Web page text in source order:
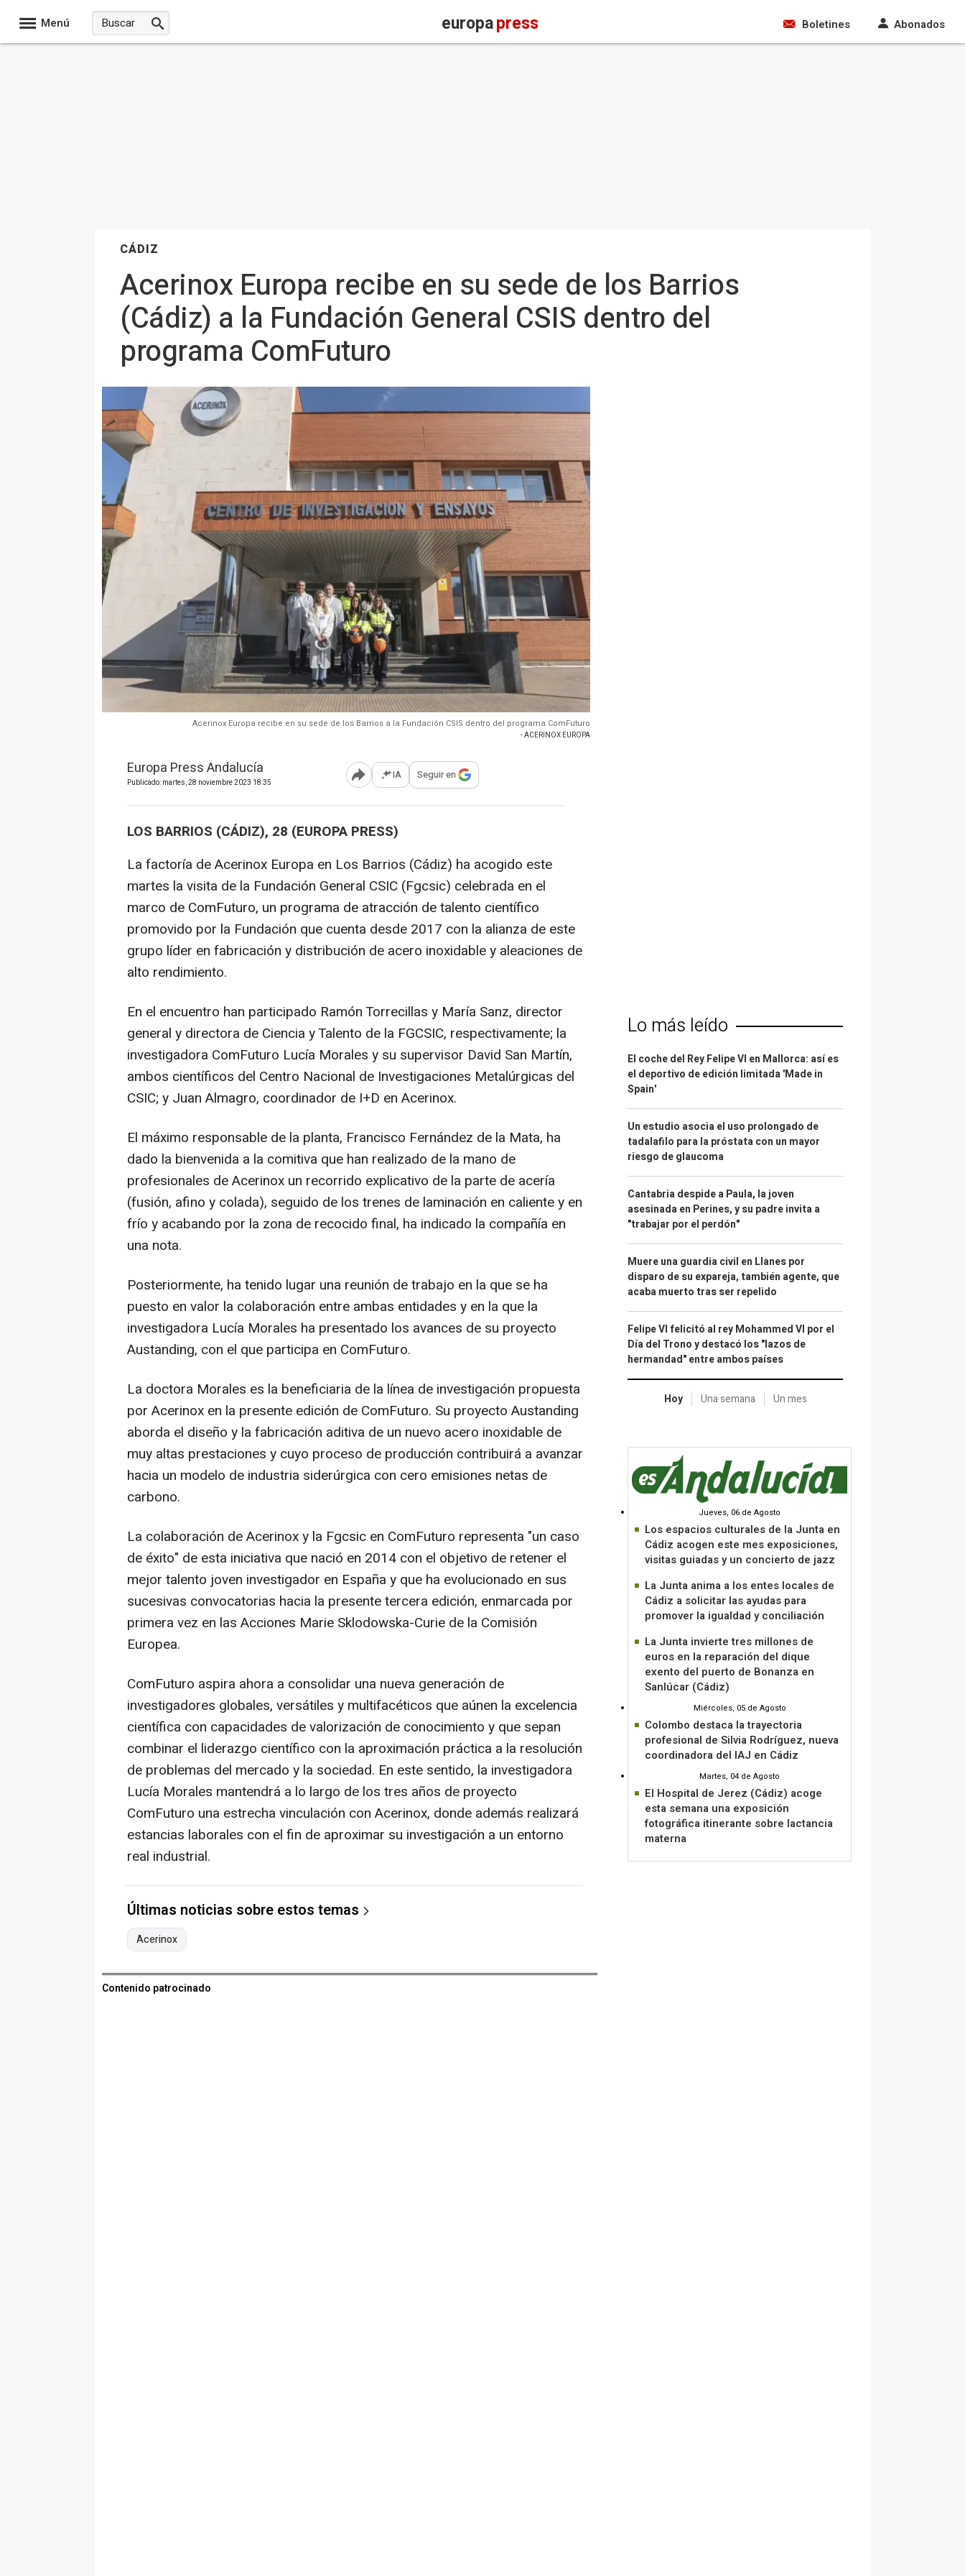
Menú europapress Boletines Abonados
CÁDIZ
Acerinox Europa recibe en su sede de los Barrios
(Cádiz) a la Fundación General CSIS dentro del
programa ComFuturo
Acerinox Europa recibe en su sede de los Barrios a la Fundación CSIS dentro del programa ComFuturo
- ACERINOX EUROPA
Europa Press Andalucía
Publicado: martes, 28 noviembre 2023 18:35 Abrir opciones para compartir
IA Seguir en
LOS BARRIOS (CÁDIZ), 28 (EUROPA PRESS)
La factoría de Acerinox Europa en Los Barrios (Cádiz) ha acogido este
martes la visita de la Fundación General CSIC (Fgcsic) celebrada en el
marco de ComFuturo, un programa de atracción de talento científico
promovido por la Fundación que cuenta desde 2017 con la alianza de este
grupo líder en fabricación y distribución de acero inoxidable y aleaciones de
alto rendimiento.
En el encuentro han participado Ramón Torrecillas y María Sanz, director
general y directora de Ciencia y Talento de la FGCSIC, respectivamente; la
investigadora ComFuturo Lucía Morales y su supervisor David San Martín,
ambos científicos del Centro Nacional de Investigaciones Metalúrgicas del
CSIC; y Juan Almagro, coordinador de I+D en Acerinox.
El máximo responsable de la planta, Francisco Fernández de la Mata, ha
dado la bienvenida a la comitiva que han realizado de la mano de
profesionales de Acerinox un recorrido explicativo de la parte de acería
(fusión, afino y colada), seguido de los trenes de laminación en caliente y en
frío y acabando por la zona de recocido final, ha indicado la compañía en
una nota.
Posteriormente, ha tenido lugar una reunión de trabajo en la que se ha
puesto en valor la colaboración entre ambas entidades y en la que la
investigadora Lucía Morales ha presentado los avances de su proyecto
Austanding, con el que participa en ComFuturo.
La doctora Morales es la beneficiaria de la línea de investigación propuesta
por Acerinox en la presente edición de ComFuturo. Su proyecto Austanding
aborda el diseño y la fabricación aditiva de un nuevo acero inoxidable de
muy altas prestaciones y cuyo proceso de producción contribuirá a avanzar
hacia un modelo de industria siderúrgica con cero emisiones netas de
carbono.
La colaboración de Acerinox y la Fgcsic en ComFuturo representa "un caso
de éxito" de esta iniciativa que nació en 2014 con el objetivo de retener el
mejor talento joven investigador en España y que ha evolucionado en sus
sucesivas convocatorias hacia la presente tercera edición, enmarcada por
primera vez en las Acciones Marie Sklodowska-Curie de la Comisión
Europea.
ComFuturo aspira ahora a consolidar una nueva generación de
investigadores globales, versátiles y multifacéticos que aúnen la excelencia
científica con capacidades de valorización de conocimiento y que sepan
combinar el liderazgo científico con la aproximación práctica a la resolución
de problemas del mercado y la sociedad. En este sentido, la investigadora
Lucía Morales mantendrá a lo largo de los tres años de proyecto
ComFuturo una estrecha vinculación con Acerinox, donde además realizará
estancias laborales con el fin de aproximar su investigación a un entorno
real industrial.
Últimas noticias sobre estos temas
Acerinox
Contenido patrocinado
Lo más leído
El coche del Rey Felipe VI en Mallorca: así es
el deportivo de edición limitada 'Made in
Spain'
Un estudio asocia el uso prolongado de
tadalafilo para la próstata con un mayor
riesgo de glaucoma
Cantabria despide a Paula, la joven
asesinada en Perines, y su padre invita a
"trabajar por el perdón"
Muere una guardia civil en Llanes por
disparo de su expareja, también agente, que
acaba muerto tras ser repelido
Felipe VI felicitó al rey Mohammed VI por el
Día del Trono y destacó los "lazos de
hermandad" entre ambos países
Hoy Una semana Un mes
Jueves, 06 de Agosto
Los espacios culturales de la Junta en
Cádiz acogen este mes exposiciones,
visitas guiadas y un concierto de jazz
La Junta anima a los entes locales de
Cádiz a solicitar las ayudas para
promover la igualdad y conciliación
La Junta invierte tres millones de
euros en la reparación del dique
exento del puerto de Bonanza en
Sanlúcar (Cádiz)
Miércoles, 05 de Agosto
Colombo destaca la trayectoria
profesional de Silvia Rodríguez, nueva
coordinadora del IAJ en Cádiz
Martes, 04 de Agosto
El Hospital de Jerez (Cádiz) acoge
esta semana una exposición
fotográfica itinerante sobre lactancia
materna